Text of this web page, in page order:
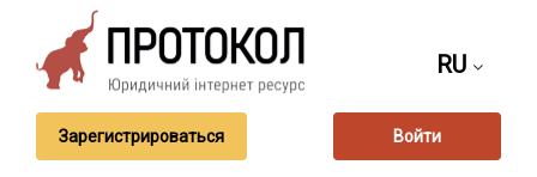
RU
Зарегистрироваться Войти